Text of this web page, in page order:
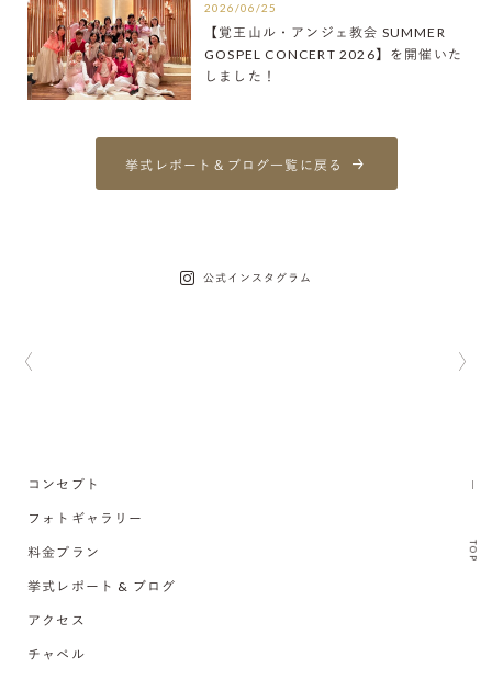
2026/06/25
【覚王山ル・アンジェ教会 SUMMER
GOSPEL CONCERT 2026】を開催いた
しました！
挙式レポート＆ブログ一覧に戻る
公式インスタグラム
TOP
コンセプト
フォトギャラリー
料金プラン
挙式レポート & ブログ
アクセス
チャペル